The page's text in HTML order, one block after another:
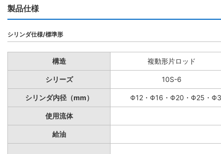
製品仕様
シリンダ仕様/標準形
構造 複動形片ロッド
シリーズ 10S-6
シリンダ内径（mm） Φ12・Φ16・Φ20・Φ25・
使用流体
給油